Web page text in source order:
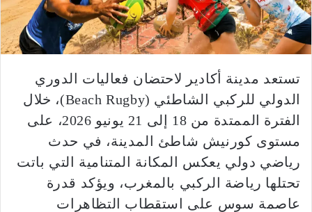
تستعد مدينة أكادير لاحتضان فعاليات الدوري
الدولي للركبي الشاطئي (Beach Rugby)، خلال
الفترة الممتدة من 18 إلى 21 يونيو 2026، على
مستوى كورنيش شاطئ المدينة، في حدث
رياضي دولي يعكس المكانة المتنامية التي باتت
تحتلها رياضة الركبي بالمغرب، ويؤكد قدرة
عاصمة سوس على استقطاب التظاهرات